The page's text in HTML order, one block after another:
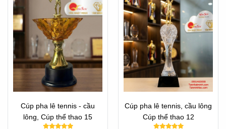
Cúp pha lê tennis - cầu
lông, Cúp thể thao 15
Cúp pha lê tennis, cầu lông
Cúp thể thao 12